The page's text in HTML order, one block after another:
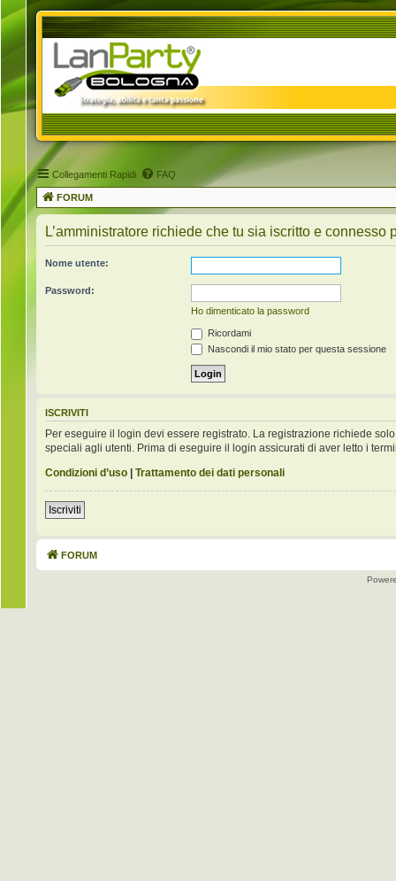
Collegamenti Rapidi FAQ
FORUM
L’amministratore richiede che tu sia iscritto e connesso
Nome utente:
Password:
Ho dimenticato la password
Ricordami
Nascondi il mio stato per questa sessione
ISCRIVITI
Per eseguire il login devi essere registrato. La registrazione richiede
speciali agli utenti. Prima di eseguire il login assicurati di aver letto i
Condizioni d’uso | Trattamento dei dati personali
Iscriviti
FORUM